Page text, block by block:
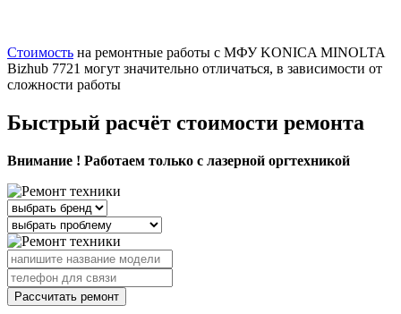
Стоимость на ремонтные работы с МФУ KONICA MINOLTA
Bizhub 7721 могут значительно отличаться, в зависимости от
сложности работы
Быстрый расчёт стоимости ремонта
Внимание ! Работаем только с лазерной оргтехникой
Рассчитать ремонт